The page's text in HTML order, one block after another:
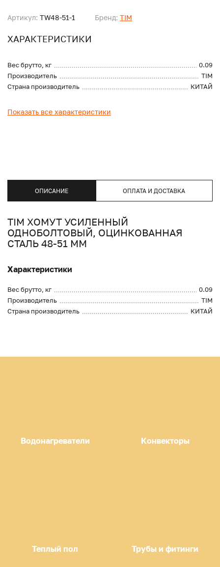
Артикул: TW48-51-1 Бренд: TIM
ХАРАКТЕРИСТИКИ
Вес брутто, кг
0.09
Производитель
TIM
Страна производитель
КИТАЙ
Показать все характеристики
ОПИСАНИЕ ОПЛАТА И ДОСТАВКА
TIM ХОМУТ УСИЛЕННЫЙ
ОДНОБОЛТОВЫЙ, ОЦИНКОВАННАЯ
СТАЛЬ 48-51 ММ
Характеристики
Вес брутто, кг
0.09
Производитель
TIM
Страна производитель
КИТАЙ
Водонагреватели Конвекторы
Теплый пол Трубы и фитинги